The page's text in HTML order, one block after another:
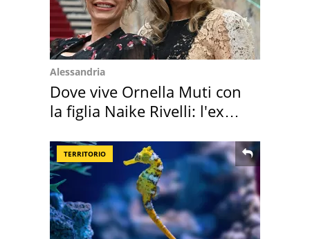
Alessandria
Dove vive Ornella Muti con
la figlia Naike Rivelli: l'ex
TERRITORIO